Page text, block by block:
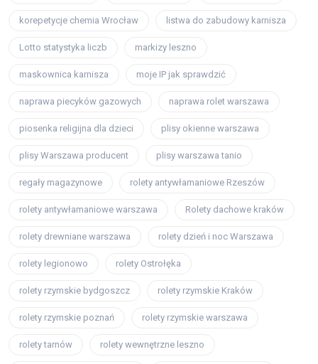
korepetycje chemia Wrocław listwa do zabudowy karnisza
Lotto statystyka liczb markizy leszno
maskownica karnisza moje IP jak sprawdzić
naprawa piecyków gazowych naprawa rolet warszawa
piosenka religijna dla dzieci plisy okienne warszawa
plisy Warszawa producent plisy warszawa tanio
regały magazynowe rolety antywłamaniowe Rzeszów
rolety antywłamaniowe warszawa Rolety dachowe kraków
rolety drewniane warszawa rolety dzień i noc Warszawa
rolety legionowo rolety Ostrołęka
rolety rzymskie bydgoszcz rolety rzymskie Kraków
rolety rzymskie poznań rolety rzymskie warszawa
rolety tarnów rolety wewnętrzne leszno